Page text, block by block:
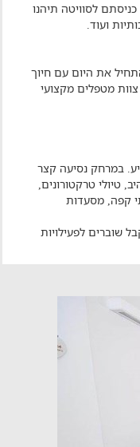
לסוויטה תיהנו
ועוד.
את היום עם חיוך
צוות מטפלים מקצועי
במרחק נסיעה קצר
טיולי טרקטורונים,
קפה, מסעדות
שוברים לפעילויות